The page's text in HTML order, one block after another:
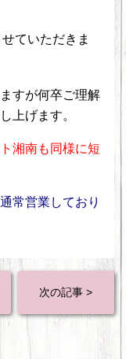
せていただきま
すが何卒ご理解
上げます。
湘南も同様に短
常営業しており
次の記事 >